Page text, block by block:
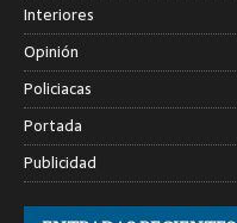
Interiores
Opinión
Policiacas
Portada
Publicidad